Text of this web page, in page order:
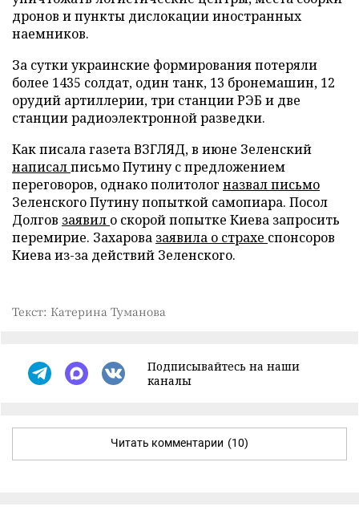
дронов и пункты дислокации иностранных
наемников.
За сутки украинские формирования потеряли
более 1435 солдат, один танк, 13 бронемашин, 12
орудий артиллерии, три станции РЭБ и две
станции радиоэлектронной разведки.
Как писала газета ВЗГЛЯД, в июне Зеленский
написалписьмо Путину с предложением
переговоров, однако политолог назвал письмо
Зеленского Путину попыткой самопиара. Посол
Долгов заявил о скорой попытке Киева запросить
перемирие. Захарова заявила о страхе спонсоров
Киева из-за действий Зеленского.
Текст: Катерина Туманова
Подписывайтесь на наши
каналы
Читать комментарии (10)